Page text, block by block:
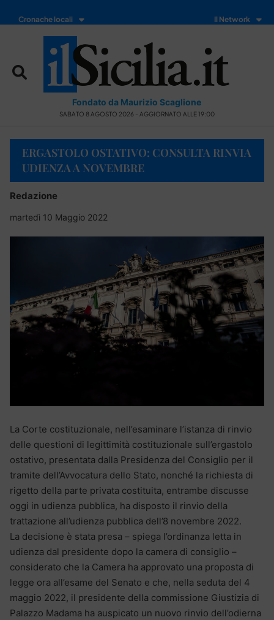
Cronache locali Il Network
Fondato da Maurizio Scaglione
SABATO 8 AGOSTO 2026 - AGGIORNATO ALLE 19:00
ERGASTOLO OSTATIVO: CONSULTA RINVIA
UDIENZA A NOVEMBRE
Redazione
martedì 10 Maggio 2022
La Corte costituzionale, nell’esaminare l’istanza di rinvio
delle questioni di legittimità costituzionale sull’ergastolo
ostativo, presentata dalla Presidenza del Consiglio per il
tramite dell’Avvocatura dello Stato, nonché la richiesta di
rigetto della parte privata costituita, entrambe discusse
oggi in udienza pubblica, ha disposto il rinvio della
trattazione all’udienza pubblica dell’8 novembre 2022.
La decisione è stata presa – spiega l’ordinanza letta in
udienza dal presidente dopo la camera di consiglio –
considerato che la Camera ha approvato una proposta di
legge ora all’esame del Senato e che, nella seduta del 4
maggio 2022, il presidente della commissione Giustizia di
Palazzo Madama ha auspicato un nuovo rinvio dell’odierna